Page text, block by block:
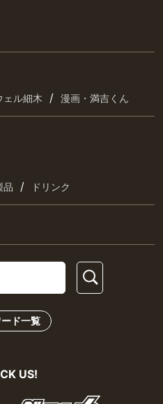
ェル細木 / 漫画・満吉くん
品 / ドリンク
ド一覧
US!